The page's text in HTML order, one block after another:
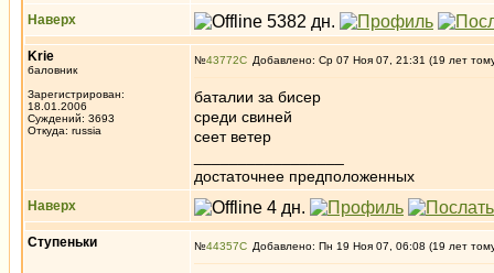
Наверх
Krie
баловник
Зарегистрирован:
18.01.2006
Суждений: 3693
Откуда: russia
№43772 Добавлено: Ср 07 Ноя 07, 21:31 (19 лет
баталии за бисер
среди свиней
сеет ветер
достаточнее предположенных
Наверх
Ступеньки №44357 Добавлено: Пн 19 Ноя 07, 06:08 (19 лет